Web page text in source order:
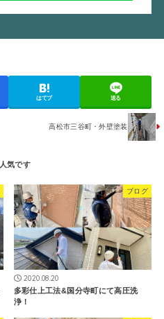
はてブ 送る
高松市三谷町・外壁塗装
ブログ
2020.08.20
多彩仕上工法&国分寺町にて高圧洗
浄！